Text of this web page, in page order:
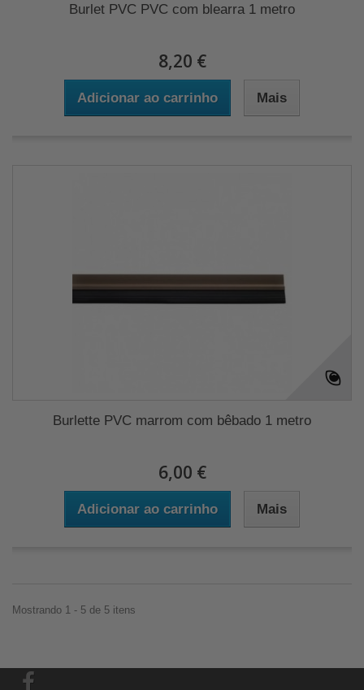
Burlet PVC PVC com blearra 1 metro
8,20 €
Adicionar ao carrinho Mais
Burlette PVC marrom com bêbado 1 metro
6,00 €
Adicionar ao carrinho Mais
Mostrando 1 - 5 de 5 itens